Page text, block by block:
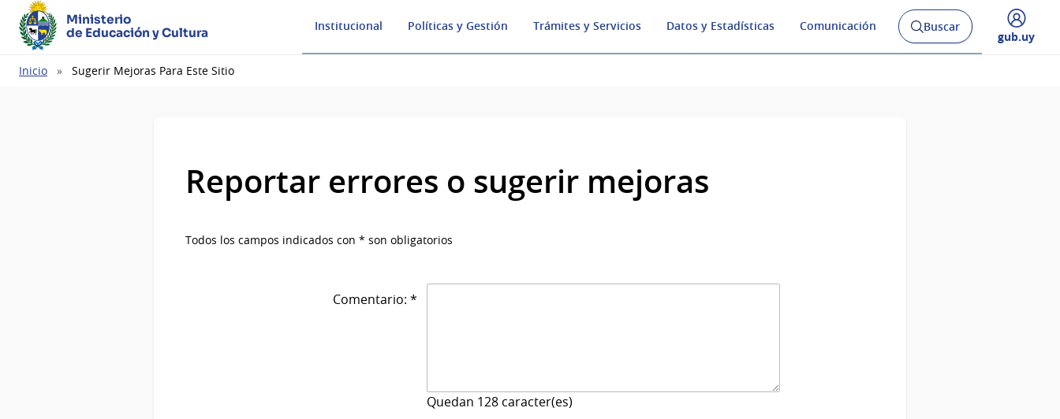
Ministerio
de Educación y Cultura
Institucional Políticas y Gestión Trámites y Servicios Datos y Estadísticas Comunicación
Abrir
buscador
Buscar
Desplegar
gub.uy
Ruta
Inicio Sugerir Mejoras Para Este Sitio
Reportar errores o sugerir mejoras
Todos los campos indicados con * son obligatorios
Comentario: *
Quedan 128 caracter(es)